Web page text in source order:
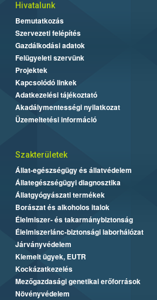
Hivatalunk
Bemutatkozás
Szervezeti felépítés
Gazdálkodási adatok
Felügyeleti szervünk
Projektek
Kapcsolódó linkek
Adatkezelési tájékoztató
Akadálymentességi nyilatkozat
Üzemeltetési információ
Szakterületek
Állat-egészségügy és állatvédelem
Állategészségügyi diagnosztika
Állatgyógyászati termékek
Borászat és alkoholos italok
Élelmiszer- és takarmánybiztonság
Élelmiszerlánc-biztonsági laborhálózat
Járványvédelem
Kiemelt ügyek, EUTR
Kockázatkezelés
Mezőgazdasági genetikai erőforrások
Növényvédelem